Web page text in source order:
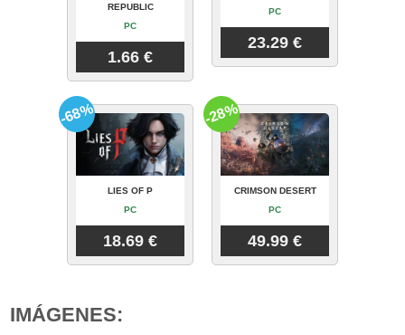
REPUBLIC
PC
1.66 €
PC
23.29 €
LIES OF P
PC
18.69 €
-68%
CRIMSON DESERT
PC
49.99 €
-28%
IMÁGENES: